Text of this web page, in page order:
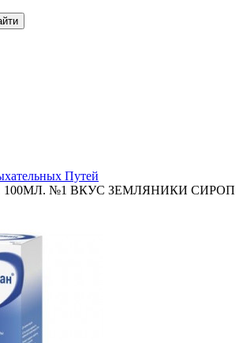
Путей
100МЛ. №1 ВКУС ЗЕМЛЯНИКИ